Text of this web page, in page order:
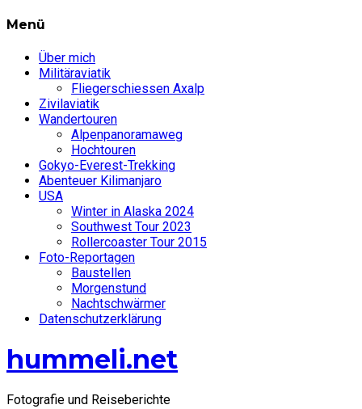
Menü
Über mich
Militäraviatik
Fliegerschiessen Axalp
Zivilaviatik
Wandertouren
Alpenpanoramaweg
Hochtouren
Gokyo-Everest-Trekking
Abenteuer Kilimanjaro
USA
Winter in Alaska 2024
Southwest Tour 2023
Rollercoaster Tour 2015
Foto-Reportagen
Baustellen
Morgenstund
Nachtschwärmer
Datenschutzerklärung
hummeli.net
Fotografie und Reiseberichte